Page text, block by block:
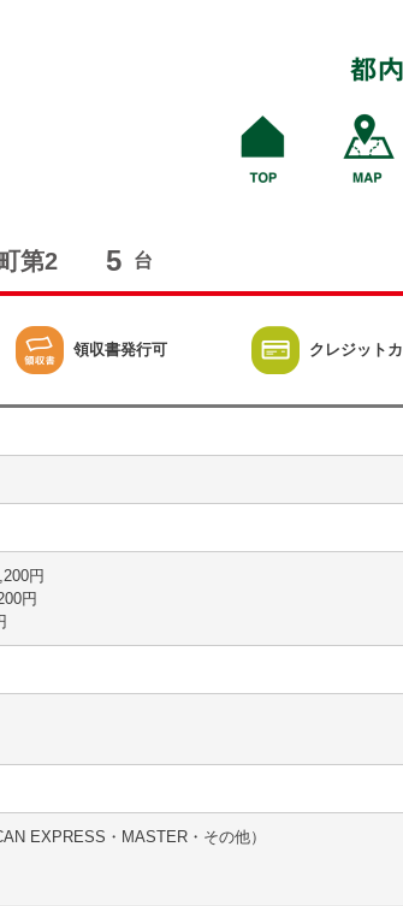
第2 5 台
領収書発行可 クレジット
円
円
EXPRESS・MASTER・その他）